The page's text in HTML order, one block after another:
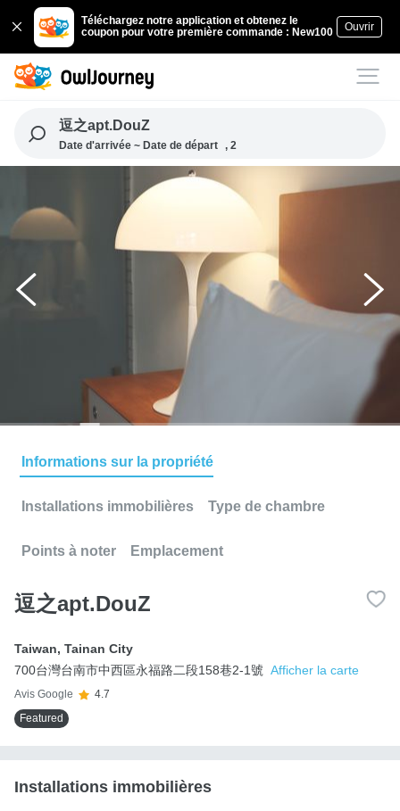
Téléchargez notre application et obtenez le
coupon pour votre première commande : New100
Ouvrir
逗之apt.DouZ
Date d'arrivée ~ Date de départ , 2
Informations sur la propriété
Installations immobilières Type de chambre
Points à noter Emplacement
逗之apt.DouZ
Taiwan, Tainan City
700台灣台南市中西區永福路二段158巷2-1號 Afficher la carte
Avis Google
4.7
Featured
Installations immobilières